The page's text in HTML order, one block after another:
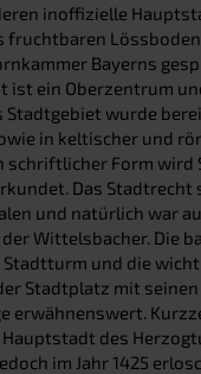
inoffizielle
fruchtbaren
Bayerns
ist ein Oberzentrum
Stadtgebiet wurde
in keltischer und
schriftlicher Form wird
Das Stadtrecht
und natürlich war
Wittelsbacher. Die
und die
Stadtplatz mit seinen
erwähnenswert.
des
im Jahr 1425